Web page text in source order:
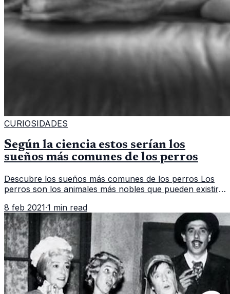
CURIOSIDADES
Según la ciencia estos serían los
sueños más comunes de los perros
Descubre los sueños más comunes de los perros Los
perros son los animales más nobles que pueden existir,
Debido a esto muchos
8 feb 2021·1 min read